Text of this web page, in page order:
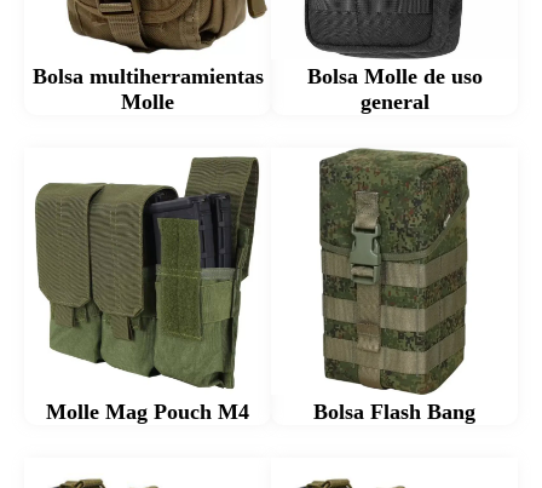
Bolsa multiherramientas
Molle
Bolsa Molle de uso
general
Molle Mag Pouch M4 Bolsa Flash Bang